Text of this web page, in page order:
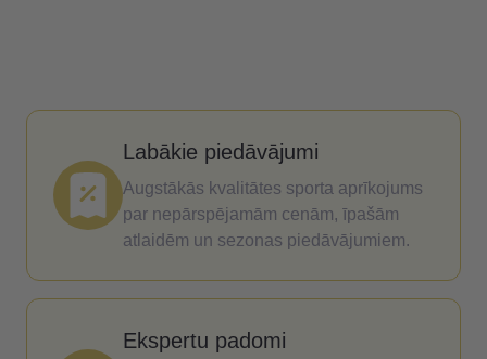
Labākie piedāvājumi
Augstākās kvalitātes sporta aprīkojums
par nepārspējamām cenām, īpašām
atlaidēm un sezonas piedāvājumiem.
Ekspertu padomi